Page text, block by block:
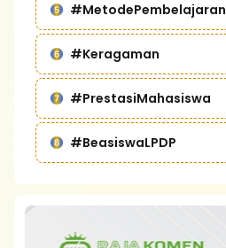
#MetodePembelajaran
#Keragaman
#PrestasiMahasiswa
#BeasiswaLPDP